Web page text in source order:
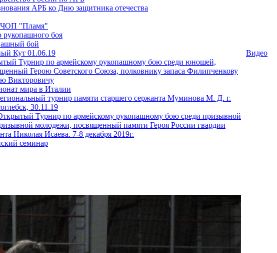
АРБ ко Дню защитника отечества
"Пламя"
рукопашного боя
бой
Кут 01.06.19
Турнир по армейскому рукопашному бою среди юношей,
Герою Советского Союза, полковнику запаса Филипченкову
Викторовичу
мира в Италии
турнир памяти старшего сержанта Муминова М. Д. г.
30.11.19
Турнир по армейскому рукопашному бою среди призывной
молодежи, посвященный памяти Героя России гвардии
Николая Исаева. 7-8 декабря 2019г.
семинар
Видео